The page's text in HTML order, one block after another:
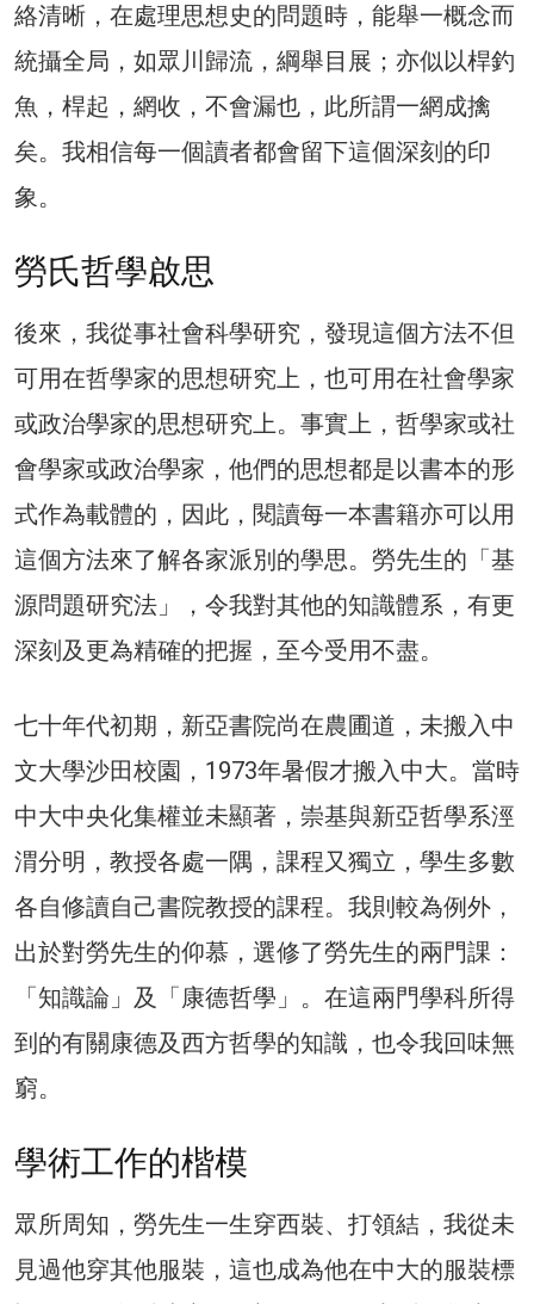
絡清晰，在處理思想史的問題時，能舉一概念而
統攝全局，如眾川歸流，綱舉目展；亦似以桿釣
魚，桿起，網收，不會漏也，此所謂一網成擒
矣。我相信每一個讀者都會留下這個深刻的印
象。
勞氏哲學啟思
後來，我從事社會科學研究，發現這個方法不但
可用在哲學家的思想研究上，也可用在社會學家
或政治學家的思想研究上。事實上，哲學家或社
會學家或政治學家，他們的思想都是以書本的形
式作為載體的，因此，閱讀每一本書籍亦可以用
這個方法來了解各家派別的學思。勞先生的「基
源問題研究法」，令我對其他的知識體系，有更
深刻及更為精確的把握，至今受用不盡。
七十年代初期，新亞書院尚在農圃道，未搬入中
文大學沙田校園，1973年暑假才搬入中大。當時
中大中央化集權並未顯著，崇基與新亞哲學系涇
渭分明，教授各處一隅，課程又獨立，學生多數
各自修讀自己書院教授的課程。我則較為例外，
出於對勞先生的仰慕，選修了勞先生的兩門課：
「知識論」及「康德哲學」。在這兩門學科所得
到的有關康德及西方哲學的知識，也令我回味無
窮。
學術工作的楷模
眾所周知，勞先生一生穿西裝、打領結，我從未
見過他穿其他服裝，這也成為他在中大的服裝標